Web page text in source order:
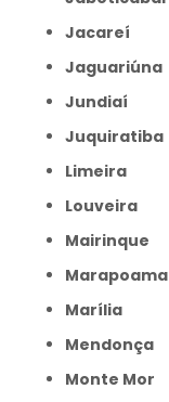
Jacareí
Jaguariúna
Jundiaí
Juquiratiba
Limeira
Louveira
Mairinque
Marapoama
Marília
Mendonça
Monte Mor